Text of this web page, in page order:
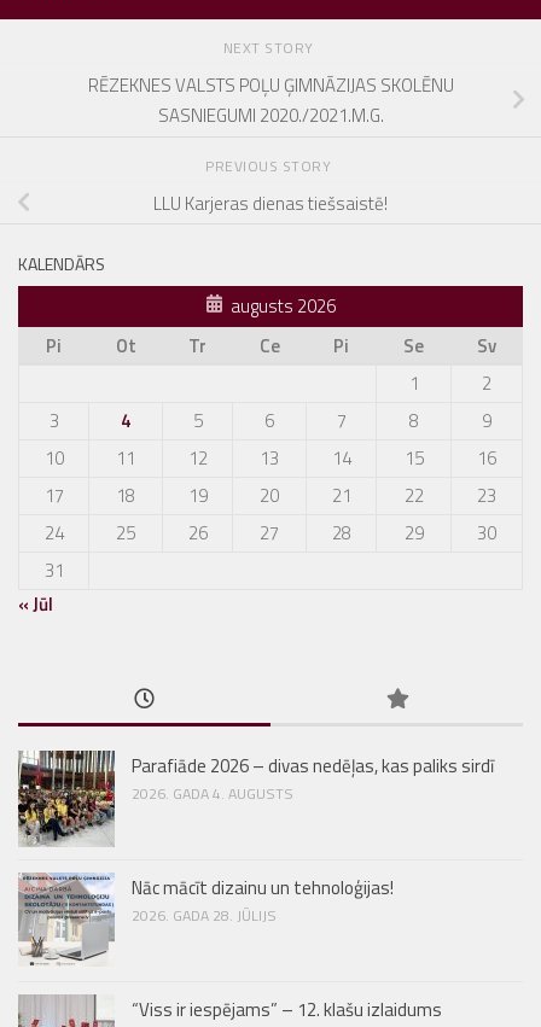
NEXT STORY
RĒZEKNES VALSTS POĻU ĢIMNĀZIJAS SKOLĒNU
SASNIEGUMI 2020./2021.M.G.
PREVIOUS STORY
LLU Karjeras dienas tiešsaistē!
KALENDĀRS
augusts 2026
Pi
Ot Tr Ce Pi Se
Sv
1
2
3
4 5 6 7 8
9
10
11 12 13 14 15
16
17
18 19 20 21 22
23
24
25 26 27 28 29
30
31
« Jūl
Parafiāde 2026 – divas nedēļas, kas paliks sirdī
2026. GADA 4. AUGUSTS
Nāc mācīt dizainu un tehnoloģijas!
2026. GADA 28. JŪLIJS
“Viss ir iespējams” – 12. klašu izlaidums